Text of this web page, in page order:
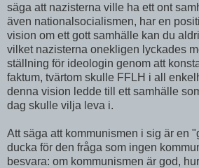
säga att nazisterna ville ha ett ont
även nationalsocialismen, har en
vision om ett gott samhälle kan du
vilket nazisterna onekligen lyckades
ställning för ideologin genom att
faktum, tvärtom skulle FFLH i all
denna vision ledde till ett samhälle
dag skulle vilja leva i.
Att säga att kommunismen i sig är en
ducka för den fråga som ingen
besvara: om kommunismen är god,